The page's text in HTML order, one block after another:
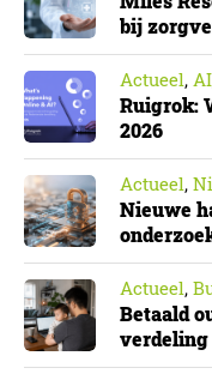
bij
Actueel, AI
Ruigrok:
2026
Actueel,
Nieuwe
Actueel,
Betaald